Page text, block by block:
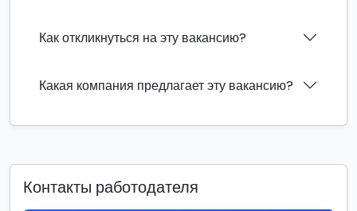
Как откликнуться на эту вакансию?
Какая компания предлагает эту вакансию?
Контакты работодателя